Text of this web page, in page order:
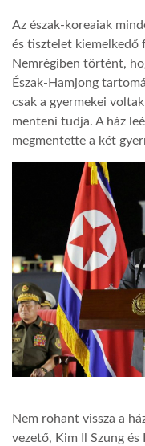
Az észak-koreaiak
és tisztelet kiemelkedő
Nemrégiben történt,
Észak-Hamjong
csak a gyermekei
menteni tudja. A ház
megmentette a két
Nem rohant vissza a
vezető, Kim Il Szung